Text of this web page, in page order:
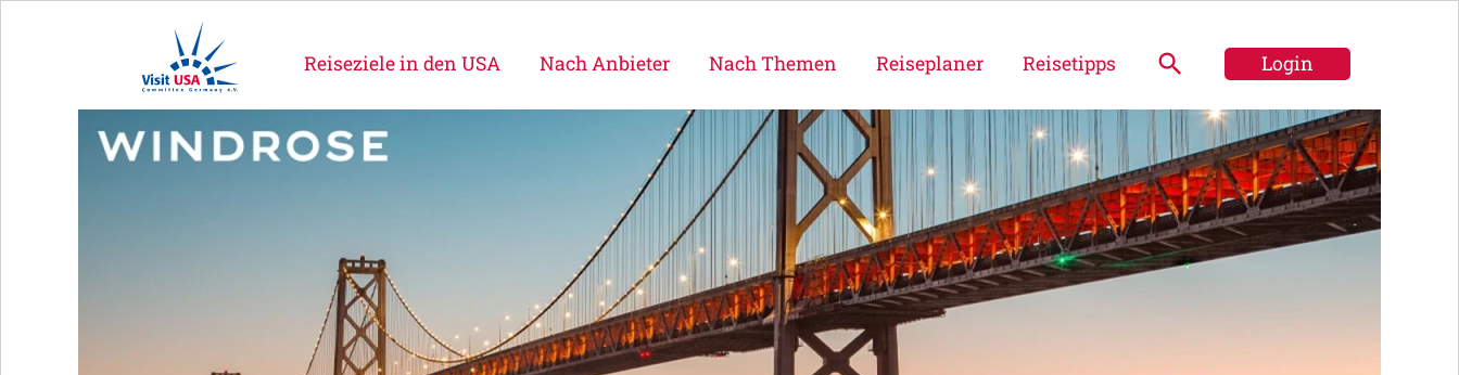
Reiseziele in den USA Nach Anbieter Nach Themen Reiseplaner Reisetipps Login